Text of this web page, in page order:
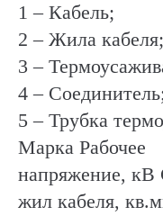
1 – Кабель;
2 – Жила кабеля;
3 –
4 –
5 – Трубка
Марка Рабочее
напряжение, кВ
жил кабеля,